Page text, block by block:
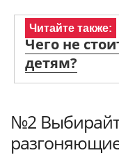
Читайте также:
Чего не
детям?
№2